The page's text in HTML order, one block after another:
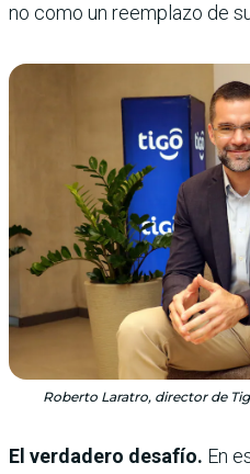
no como un reemplazo de
Roberto Laratro, director de
El verdadero desafío. En